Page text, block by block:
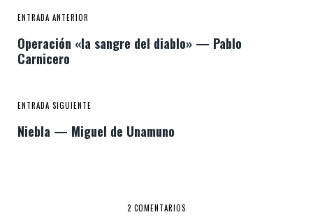
ENTRADA ANTERIOR
Operación «la sangre del diablo» — Pablo
Carnicero
ENTRADA SIGUIENTE
Niebla — Miguel de Unamuno
2 COMENTARIOS